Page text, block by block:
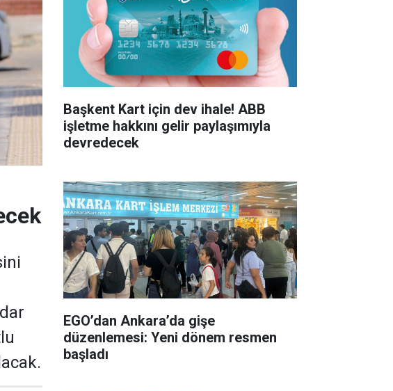
Başkent Kart için dev ihale! ABB
işletme hakkını gelir paylaşımıyla
devredecek
EGO’dan Ankara’da gişe
düzenlemesi: Yeni dönem resmen
başladı